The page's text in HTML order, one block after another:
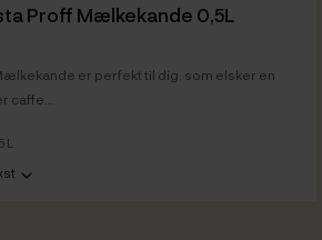
Proff Mælkekande 0,5L
er perfekt til dig, som elsker en
L